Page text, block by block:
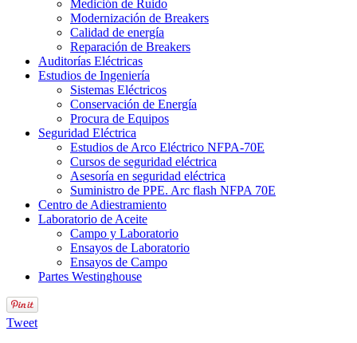
Medición de Ruido
Modernización de Breakers
Calidad de energía
Reparación de Breakers
Auditorías Eléctricas
Estudios de Ingeniería
Sistemas Eléctricos
Conservación de Energía
Procura de Equipos
Seguridad Eléctrica
Estudios de Arco Eléctrico NFPA-70E
Cursos de seguridad eléctrica
Asesoría en seguridad eléctrica
Suministro de PPE. Arc flash NFPA 70E
Centro de Adiestramiento
Laboratorio de Aceite
Campo y Laboratorio
Ensayos de Laboratorio
Ensayos de Campo
Partes Westinghouse
Tweet